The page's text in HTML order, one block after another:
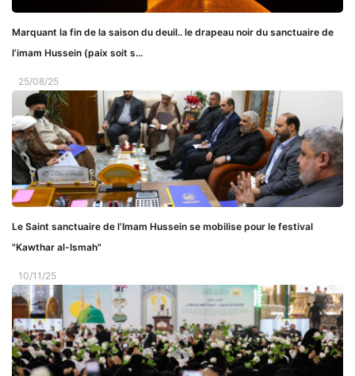
Marquant la fin de la saison du deuil.. le drapeau noir du sanctuaire de
l’imam Hussein (paix soit s...
25/08/25
Le Saint sanctuaire de l’Imam Hussein se mobilise pour le festival
"Kawthar al-Ismah"
10/11/25